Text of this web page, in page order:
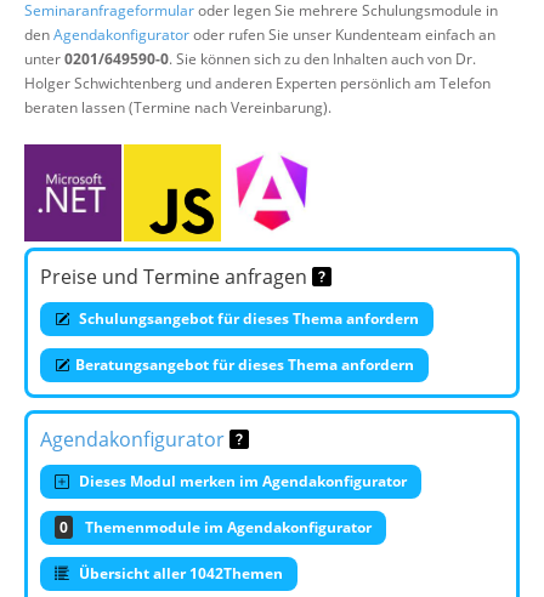
Seminaranfrageformularoder legen Sie mehrere Schulungsmodule in
denAgendakonfiguratoroder rufen Sie unser Kundenteam einfach an
unter0201/649590-0. Sie können sich zu den Inhalten auch von Dr.
Holger Schwichtenberg und anderen Experten persönlich am Telefon
beraten lassen (Termine nach Vereinbarung).
Preise und Termine anfragen
Schulungsangebot für dieses Thema anfordern
Beratungsangebot für dieses Thema anfordern
Agendakonfigurator
Dieses Modul merken im Agendakonfigurator
0 Themenmodule im Agendakonfigurator
Übersicht aller 1042Themen